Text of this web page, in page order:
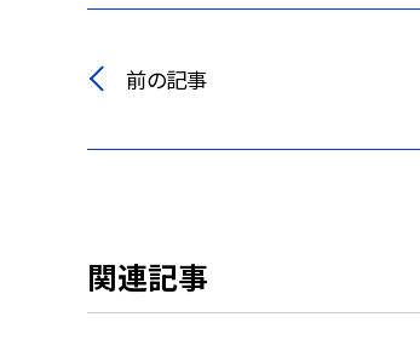
前の記事
関連記事